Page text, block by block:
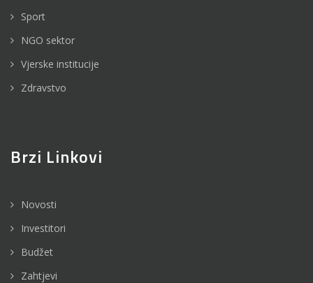
Sport
NGO sektor
Vjerske institucije
Zdravstvo
Brzi Linkovi
Novosti
Investitori
Budžet
Zahtjevi